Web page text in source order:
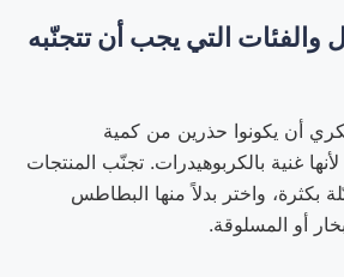
والفئات التي يجب أن تتجنّبه
أن يكونوا حذرين من كمية
غنية بالكربوهيدرات. تجنّب المنتجات
بكثرة، واختر بدلاً منها البطاطس
أو المسلوقة.